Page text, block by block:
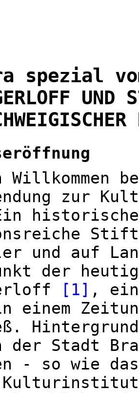
spezial
UND
Willkommen
zur
und auf
der
[1] ,
einem
der Stadt
- so wie
Kulturinstitut